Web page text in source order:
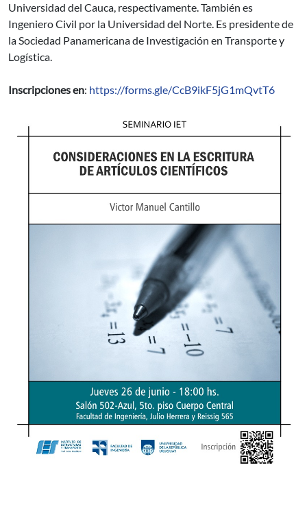
Universidad del Cauca, respectivamente. También es
Ingeniero Civil por la Universidad del Norte. Es presidente de
la Sociedad Panamericana de Investigación en Transporte y
Logística.
Inscripciones en: https://forms.gle/CcB9ikF5jG1mQvtT6